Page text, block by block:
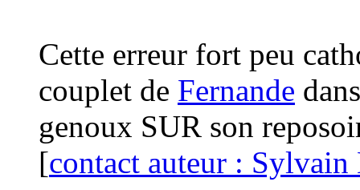
Cette erreur fort peu
couplet de Fernande
genoux SUR son
[contact auteur : Sylvain